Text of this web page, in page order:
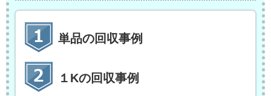
単品の回収事例
１Kの回収事例